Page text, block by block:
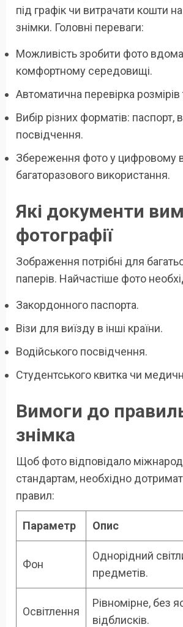
під графік чи витрачати кошти
знімки. Головні переваги:
Можливість зробити фото
комфортному середовищі.
Автоматична перевірка розмірів
Вибір різних форматів: паспорт,
посвідчення.
Збереження фото у цифровому
багаторазового використання.
Які документи
фотографії
Зображення потрібні для
паперів. Найчастіше фото
Закордонного паспорта.
Візи для виїзду в інші країни.
Водійського посвідчення.
Студентського квитка чи
Вимоги до
знімка
Щоб фото відповідало
стандартам, необхідно
правил:
Параметр Опис
Фон
Однорідний
предметів.
Освітлення
Рівномірне, без
відблисків.